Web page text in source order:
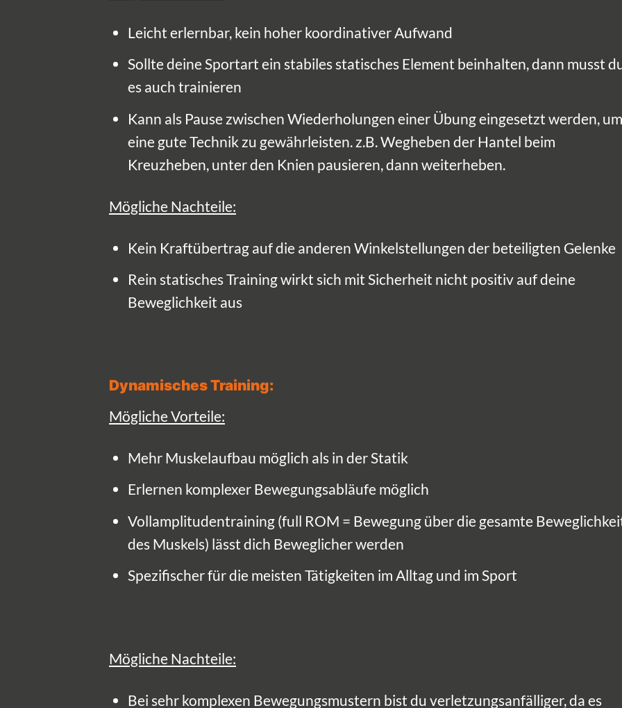
Leicht erlernbar, kein hoher koordinativer Aufwand
Sollte deine Sportart ein stabiles statisches Element beinhalten, dann musst
es auch trainieren
Kann als Pause zwischen Wiederholungen einer Übung eingesetzt werden,
eine gute Technik zu gewährleisten. z.B. Wegheben der Hantel beim
Kreuzheben, unter den Knien pausieren, dann weiterheben.
Mögliche Nachteile:
Kein Kraftübertrag auf die anderen Winkelstellungen der beteiligten Gelenke
Rein statisches Training wirkt sich mit Sicherheit nicht positiv auf deine
Beweglichkeit aus
Dynamisches Training:
Mögliche Vorteile:
Mehr Muskelaufbau möglich als in der Statik
Erlernen komplexer Bewegungsabläufe möglich
Vollamplitudentraining (full ROM = Bewegung über die gesamte
des Muskels) lässt dich Beweglicher werden
Spezifischer für die meisten Tätigkeiten im Alltag und im Sport
Mögliche Nachteile:
Bei sehr komplexen Bewegungsmustern bist du verletzungsanfälliger, da es